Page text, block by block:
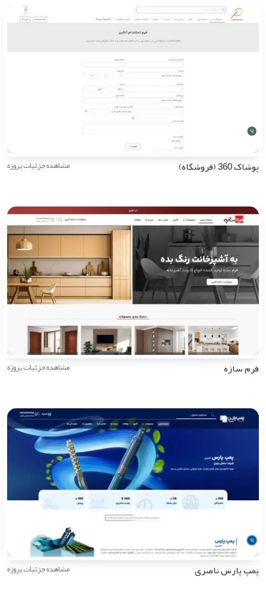
پوشاک 360 (فروشگاه) مشاهده جزئیات پروژه
فرم سازه مشاهده جزئیات پروژه
پمپ پارس ناصری مشاهده جزئیات پروژه